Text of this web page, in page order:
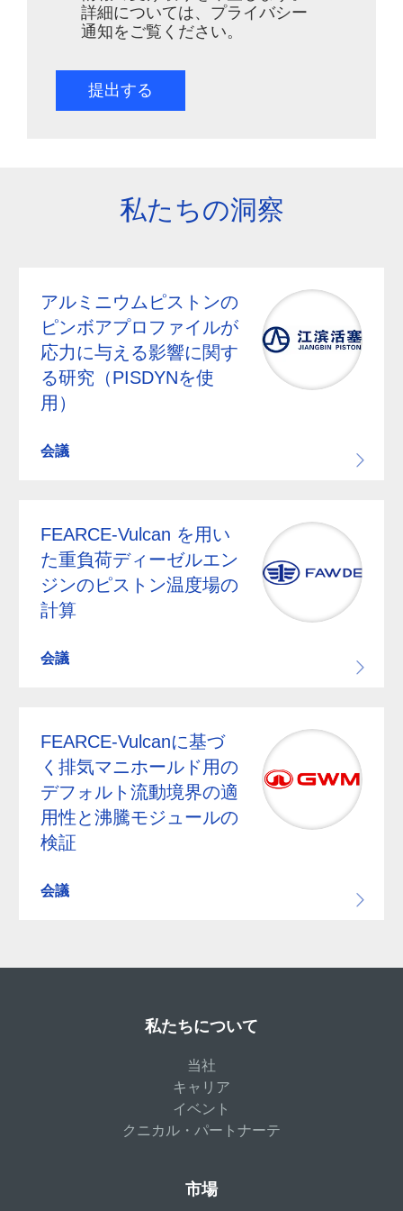
詳細については、プライバシー
通知をご覧ください。
提出する
私たちの洞察
アルミニウムピストンの
ピンボアプロファイルが
応力に与える影響に関す
る研究（PISDYNを使
用）
会議
FEARCE-Vulcan を用い
た重負荷ディーゼルエン
ジンのピストン温度場の
計算
会議
FEARCE-Vulcanに基づ
く排気マニホールド用の
デフォルト流動境界の適
用性と沸騰モジュールの
検証
会議
私たちについて
当社
キャリア
イベント
クニカル・パートナーテ
市場